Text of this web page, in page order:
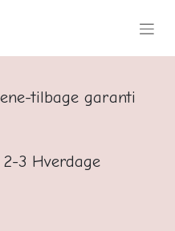
tilbage garanti
3 Hverdage